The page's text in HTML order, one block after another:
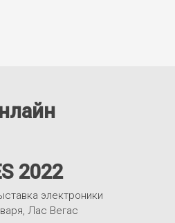
2022
электроники
Лас Вегас